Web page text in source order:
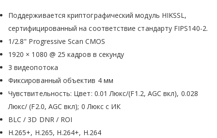
Поддерживается криптографический модуль HIKSSL,
сертифицированный на соответствие стандарту FIPS140-2.
1/2.8" Progressive Scan CMOS
1920 × 1080 @ 25 кадров в секунду
3 видеопотока
Фиксированный объектив 4 мм
Чувствительность: Цвет: 0.01 Люкс/(F1.2, AGC вкл), 0.028
Люкс/ (F2.0, AGC вкл); 0 Люкс с ИК
BLC / 3D DNR / ROI
H.265+, H.265, H.264+, H.264